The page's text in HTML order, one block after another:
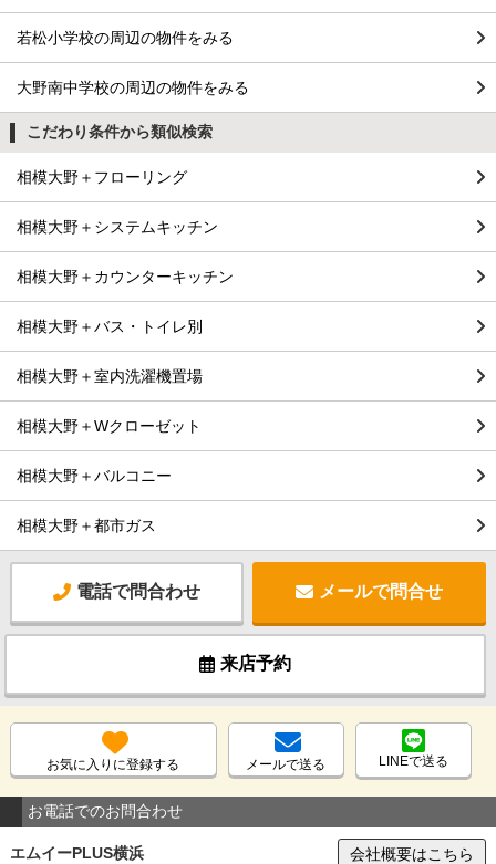
若松小学校の周辺の物件をみる
大野南中学校の周辺の物件をみる
こだわり条件から類似検索
相模大野＋フローリング
相模大野＋システムキッチン
相模大野＋カウンターキッチン
相模大野＋バス・トイレ別
相模大野＋室内洗濯機置場
相模大野＋Wクローゼット
相模大野＋バルコニー
相模大野＋都市ガス
電話で問合わせ メールで問合せ
来店予約
お気に入りに登録する メールで送る LINEで送る
お電話でのお問合わせ
エムイーPLUS横浜 会社概要はこちら